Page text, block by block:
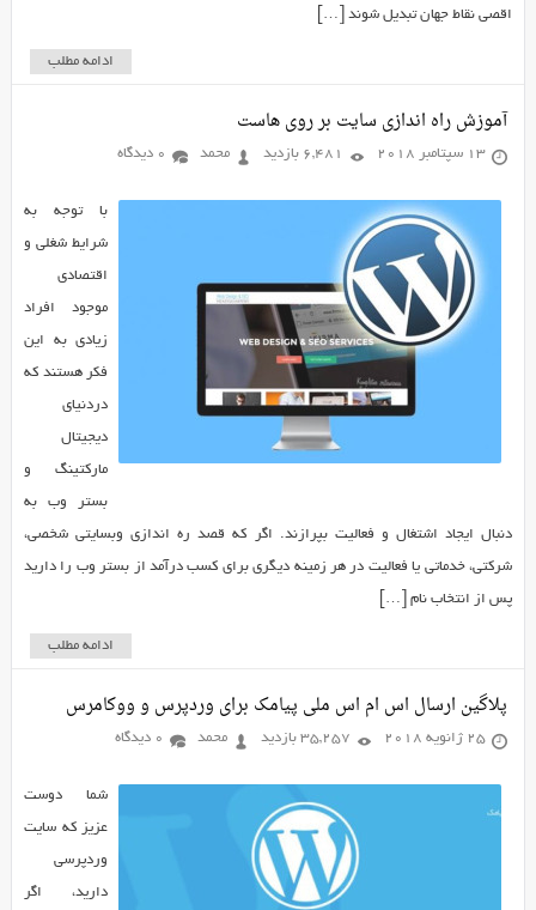
اقصی نقاط جهان تبدیل شوند […]
ادامه مطلب
آموزش راه اندازی سایت بر روی هاست
13 سپتامبر 2018 6,481 بازدید محمد 0 دیدگاه
با توجه به
شرایط شغلی و
اقتصادی
موجود افراد
زیادی به این
فکر هستند که
دردنیای
دیجیتال
مارکتینگ و
بستر وب به
دنبال ایجاد اشتغال و فعالیت بپرازند. اگر که قصد ره اندازی وبسایتی شخصی،
شرکتی، خدماتی یا فعالیت در هر زمینه دیگری برای کسب درآمد از بستر وب را دارید
پس از انتخاب نام […]
ادامه مطلب
پلاگین ارسال اس ام اس ملی پیامک برای وردپرس و ووکامرس
25 ژانویه 2018 35,257 بازدید محمد 0 دیدگاه
شما دوست
عزیز که سایت
وردپرسی
دارید، اگر